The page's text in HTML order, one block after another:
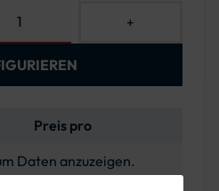
+
Preis pro
Daten anzuzeigen.